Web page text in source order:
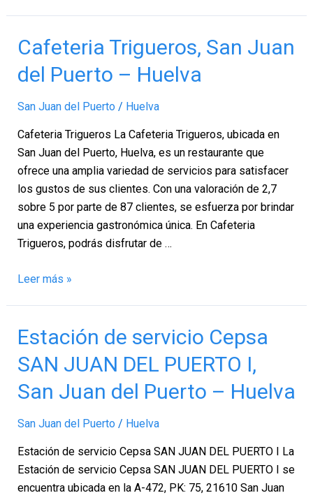
Cafeteria Trigueros, San Juan
del Puerto – Huelva
San Juan del Puerto/ Huelva
Cafeteria Trigueros La Cafeteria Trigueros, ubicada en
San Juan del Puerto, Huelva, es un restaurante que
ofrece una amplia variedad de servicios para satisfacer
los gustos de sus clientes. Con una valoración de 2,7
sobre 5 por parte de 87 clientes, se esfuerza por brindar
una experiencia gastronómica única. En Cafeteria
Trigueros, podrás disfrutar de …
Cafeteria
Trigueros,
San
del
Puerto
–
Huelva
Leer más »
Estación de servicio Cepsa
SAN JUAN DEL PUERTO I,
San Juan del Puerto – Huelva
San Juan del Puerto/ Huelva
Estación de servicio Cepsa SAN JUAN DEL PUERTO I La
Estación de servicio Cepsa SAN JUAN DEL PUERTO I se
encuentra ubicada en la A-472, PK: 75, 21610 San Juan
Estación
servicio
Cepsa
JUAN
PUERTO
I,
San